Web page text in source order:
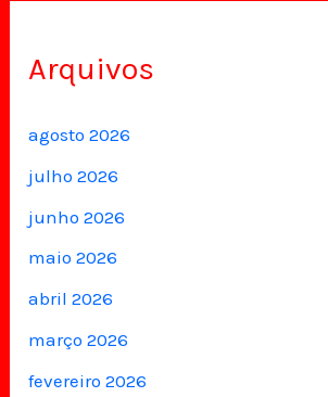
Arquivos
agosto 2026
julho 2026
junho 2026
maio 2026
abril 2026
março 2026
fevereiro 2026